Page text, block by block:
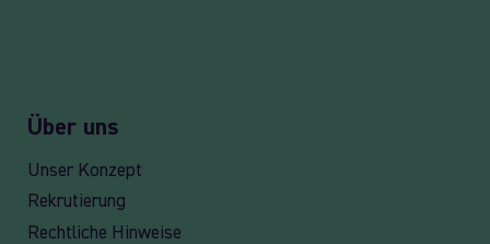
Über uns
Unser Konzept
Rekrutierung
Rechtliche Hinweise